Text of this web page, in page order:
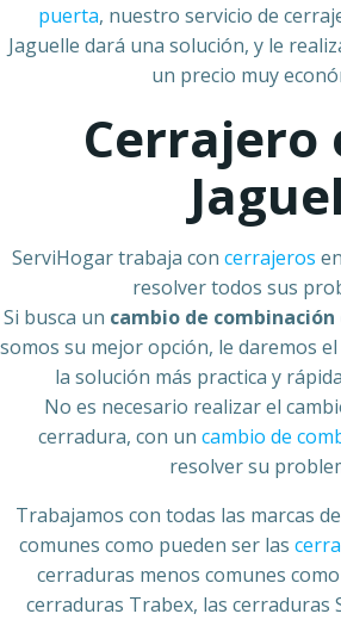
puerta, nuestro servicio de
Jaguelle dará una solución, y le
un precio muy
Cerrajero
Jaguel
ServiHogar trabaja con cerrajeros
resolver todos sus
Si busca un cambio de combinación
somos su mejor opción, le daremos
la solución más practica y
No es necesario realizar el
cerradura, con un cambio de
resolver su
Trabajamos con todas las marcas de
comunes como pueden ser las
cerraduras menos comunes
cerraduras Trabex, las cerraduras